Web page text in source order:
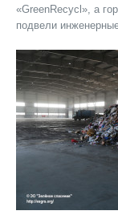
«GreenRecycl», а
подвели